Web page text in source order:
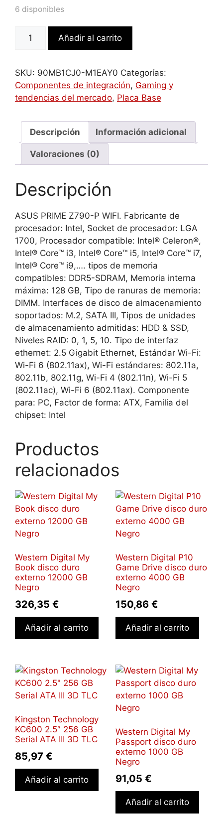
6 disponibles
ASUS
P
WIFI
Intel
LGA
1700
ATX
cantidad
Añadir al carrito
SKU: 90MB1CJ0-M1EAY0 Categorías:
Componentes de integración, Gaming y
tendencias del mercado, Placa Base
Descripción Información adicional
Valoraciones (0)
Descripción
ASUS PRIME Z790-P WIFI. Fabricante de
procesador: Intel, Socket de procesador: LGA
1700, Procesador compatible: Intel® Celeron®,
Intel® Core™ i3, Intel® Core™ i5, Intel® Core™ i7,
Intel® Core™ i9,…. tipos de memoria
compatibles: DDR5-SDRAM, Memoria interna
máxima: 128 GB, Tipo de ranuras de memoria:
DIMM. Interfaces de disco de almacenamiento
soportados: M.2, SATA III, Tipos de unidades
de almacenamiento admitidas: HDD & SSD,
Niveles RAID: 0, 1, 5, 10. Tipo de interfaz
ethernet: 2.5 Gigabit Ethernet, Estándar Wi-Fi:
Wi-Fi 6 (802.11ax), Wi-Fi estándares: 802.11a,
802.11b, 802.11g, Wi-Fi 4 (802.11n), Wi-Fi 5
(802.11ac), Wi-Fi 6 (802.11ax). Componente
para: PC, Factor de forma: ATX, Familia del
chipset: Intel
Productos
relacionados
Western Digital My
Book disco duro
externo 12000 GB
Negro
326,35 €
Añadir al carrito
Western Digital P10
Game Drive disco duro
externo 4000 GB
Negro
150,86 €
Añadir al carrito
Kingston Technology
KC600 2.5″ 256 GB
Serial ATA III 3D TLC
85,97 €
Añadir al carrito
Western Digital My
Passport disco duro
externo 1000 GB
Negro
91,05 €
Añadir al carrito